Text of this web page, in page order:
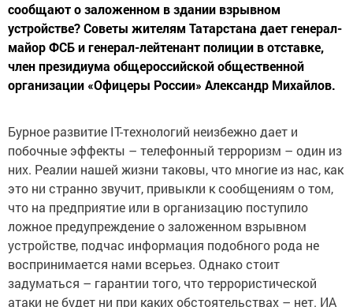
сообщают о заложенном в здании взрывном
устройстве? Советы жителям Татарстана дает генерал-
майор ФСБ и генерал-лейтенант полиции в отставке,
член президиума общероссийской общественной
организации «Офицеры России» Александр Михайлов.
Бурное развитие IT-технологий неизбежно дает и
побочные эффекты – телефонный терроризм – один из
них. Реалии нашей жизни таковы, что многие из нас, как
это ни странно звучит, привыкли к сообщениям о том,
что на предприятие или в организацию поступило
ложное предупреждение о заложенном взрывном
устройстве, подчас информация подобного рода не
воспринимается нами всерьез. Однако стоит
задуматься – гарантии того, что террористической
атаки не будет ни при каких обстоятельствах – нет. ИА